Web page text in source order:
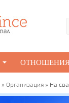
» Организация » На